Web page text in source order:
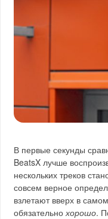
В первые секунды
BeatsX лучше
нескольких треков
совсем верное
взлетают вверх в
обязательнохорошо.